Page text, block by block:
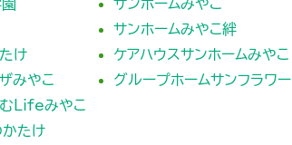
け
みやこ
Lifeみやこ
たけ
サンホームみやこ
サンホームみやこ絆
ケアハウスサンホームみやこ
グループホームサンフラワー